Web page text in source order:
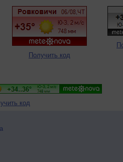
Получить код
код